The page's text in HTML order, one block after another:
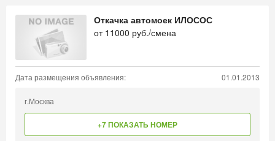
Откачка автомоек ИЛОСОС
от 11000 руб./смена
Дата размещения объявления: 01.01.2013
г.Москва
+7 ПОКАЗАТЬ НОМЕР